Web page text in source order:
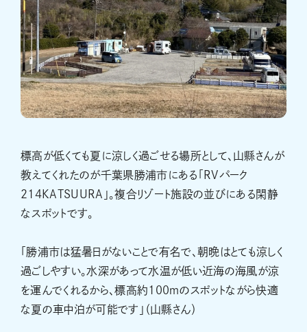
標高が低くても夏に涼しく過ごせる場所として、山縣さんが
教えてくれたのが千葉県勝浦市にある「RVパーク
214KATSUURA」。複合リゾート施設の並びにある閑静
なスポットです。
「勝浦市は猛暑日がないことで有名で、朝晩はとても涼しく
過ごしやすい。水深があって水温が低い近海の海風が涼
を運んでくれるから、標高約100ｍのスポットながら快適
な夏の車中泊が可能です」（山縣さん）